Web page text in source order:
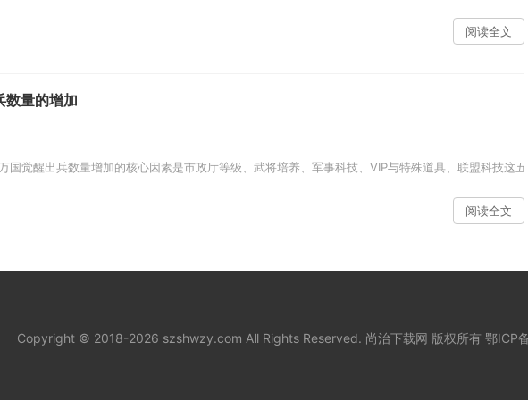
阅读全文
数量的增加
国觉醒出兵数量增加的核心因素是市政厅等级、武将培养、军事科技、VIP与特殊道具、联盟科技
阅读全文
Copyright © 2018-2026 szshwzy.com All Rights Reserved. 尚治下载网 版权所有 鄂ICP